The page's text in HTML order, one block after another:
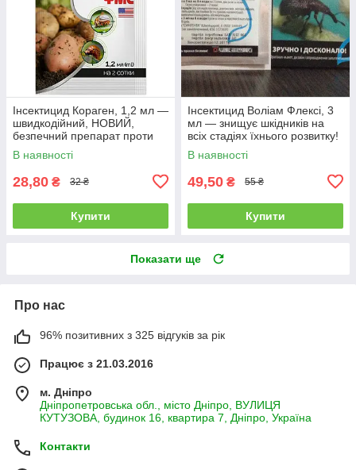
Інсектицид Кораген, 1,2 мл —
швидкодійний, НОВИЙ,
безпечний препарат проти
плодорубки та коларадського
жука
В наявності
28,80 ₴ 32 ₴
Купити
Інсектицид Воліам Флексі, 3
мл — знищує шкідників на
всіх стадіях їхнього розвитку!
В наявності
49,50 ₴ 55 ₴
Купити
Показати ще
Про нас
96% позитивних з 325 відгуків за рік
Працює з 21.03.2016
м. Дніпро
Дніпропетровська обл., місто Дніпро, ВУЛИЦЯ
КУТУЗОВА, будинок 16, квартира 7, Дніпро, Україна
Контакти